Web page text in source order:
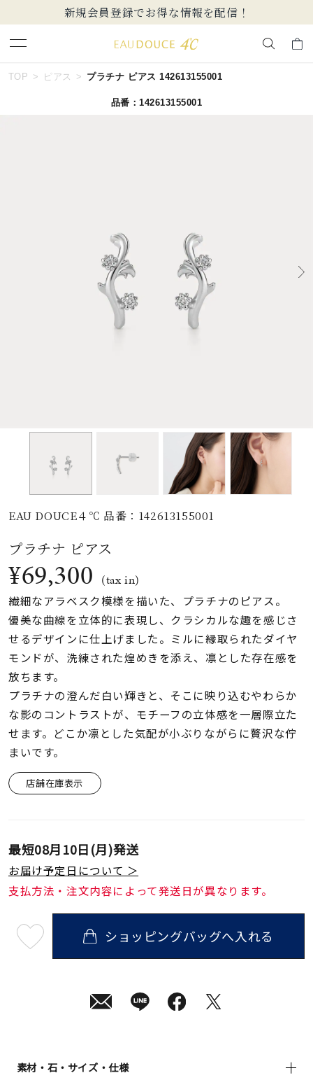
新規会員登録でお得な情報を配信！
キーワードで検索する
すべてのジュエリー
誕生石
モチーフ
石の色
ファッションテイス
ト
着用シーン
コレクション
レディース
リングサイズ
～
メンズ
価格 ¥0
在庫ありのみ すべて表示
TOP ピアス プラチナ ピアス 142613155001
品番：142613155001
EAU DOUCE４℃ 品番：142613155001
プラチナ ピアス
¥69,300 (tax in)
繊細なアラベスク模様を描いた、プラチナのピアス。
優美な曲線を立体的に表現し、クラシカルな趣を感じさ
せるデザインに仕上げました。ミルに縁取られたダイヤ
モンドが、洗練された煌めきを添え、凛とした存在感を
放ちます。
プラチナの澄んだ白い輝きと、そこに映り込むやわらか
な影のコントラストが、モチーフの立体感を一層際立た
せます。どこか凛とした気配が小ぶりながらに贅沢な佇
まいです。
店舗在庫表示
最短08月10日(月)発送
お届け予定日について ＞
支払方法・注文内容によって発送日が異なります。
08
ショッピングバッグへ入れる
素材・石・サイズ・仕様